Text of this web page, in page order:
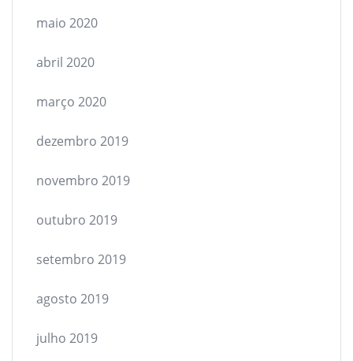
maio 2020
abril 2020
março 2020
dezembro 2019
novembro 2019
outubro 2019
setembro 2019
agosto 2019
julho 2019